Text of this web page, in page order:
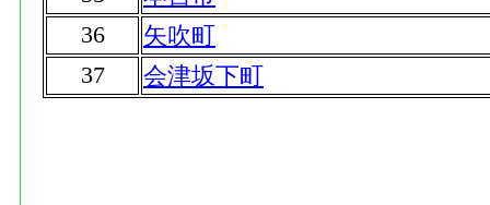
36
矢吹町
37
会津坂下町